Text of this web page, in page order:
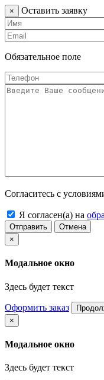
× Оставить заявку
Обязательное поле
Согласитесь с
Я согласен(а) на
Отправить
Отмена
×
Модальное окно
Здесь будет текст
Оформить заказ
×
Модальное окно
Здесь будет текст